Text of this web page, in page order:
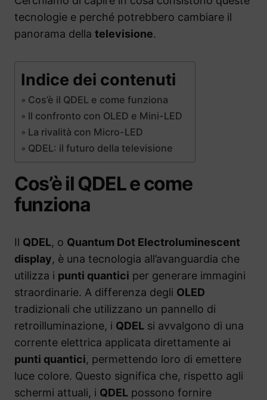
tecnologie e perché potrebbero cambiare il
panorama della televisione.
Indice dei contenuti
Cos’è il QDEL e come funziona
Il confronto con OLED e Mini-LED
La rivalità con Micro-LED
QDEL: il futuro della televisione
Cos’è il QDEL e come
funziona
Il QDEL, o Quantum Dot Electroluminescent
display, è una tecnologia all’avanguardia che
utilizza i punti quantici per generare immagini
straordinarie. A differenza degli OLED
tradizionali che utilizzano un pannello di
retroilluminazione, i QDEL si avvalgono di una
corrente elettrica applicata direttamente ai
punti quantici, permettendo loro di emettere
luce colore. Questo significa che, rispetto agli
schermi attuali, i QDEL possono fornire